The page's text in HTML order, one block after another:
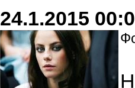
24.1.2015